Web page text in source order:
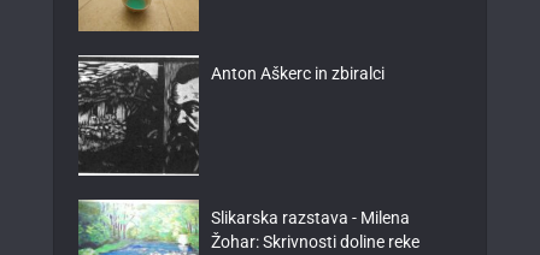
Anton Aškerc in zbiralci
Slikarska razstava - Milena
Žohar: Skrivnosti doline reke